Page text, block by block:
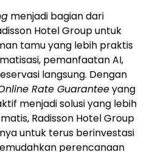
menjadi bagian dari
Hotel Group untuk
tamu yang lebih praktis
pemanfaatan AI,
langsung. Dengan
Rate Guaranteeyang
menjadi solusi yang lebih
Radisson Hotel Group
untuk terus berinvestasi
perencanaan